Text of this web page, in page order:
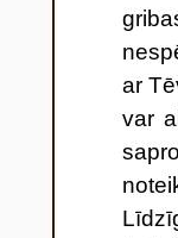
ar
var